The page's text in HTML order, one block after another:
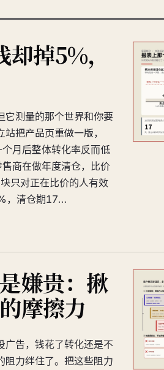
掉5%，
它测量的那个世界和你要
把产品页重做一版，
月后整体转化率反而低
商在做年度清仓，比价
只对正在比价的人有效
，清仓期17…
嫌贵：揪
摩擦力
广告，钱花了转化还是不
阻力绊住了。把这些阻力